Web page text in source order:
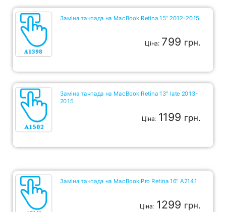
Заміна тачпада на MacBook Retina 15" 2012-2015
Ціна: 799 грн.
Заміна тачпада на MacBook Retina 13" late 2013-
2015
Ціна: 1199 грн.
Заміна тачпада на MacBook Pro Retina 16" A2141
Ціна: 1299 грн.